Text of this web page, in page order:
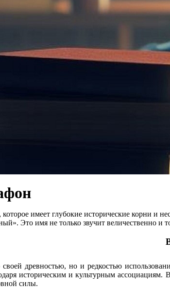
имеет глубокие исторические корни и
Это имя не только звучит величественно и
древностью, но и редкостью
историческим и культурным
силы.